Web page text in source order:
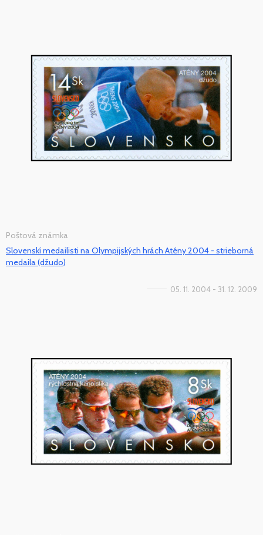
Poštová známka
Slovenskí medailisti na Olympijských hrách Atény 2004 - strieborná
medaila (džudo)
05. 11. 2004 - 31. 12. 2009